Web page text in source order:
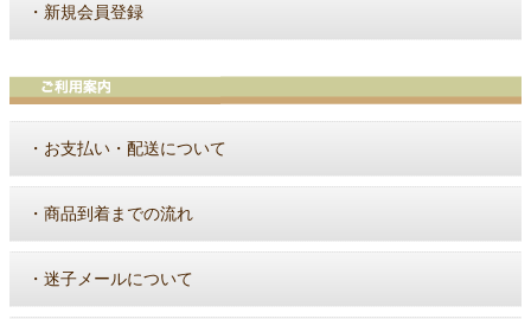
・ 新規会員登録
・ お支払い・配送について
・ 商品到着までの流れ
・ 迷子メールについて